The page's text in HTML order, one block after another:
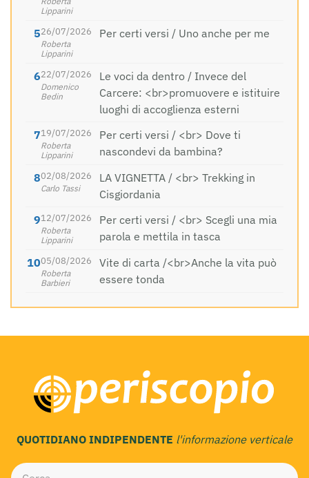
Lipparini
26/07/2026
Roberta
Lipparini
Per certi versi / Uno anche per me
22/07/2026
Domenico
Bedin
Le voci da dentro / Invece del
Carcere: <br>promuovere e istituire
luoghi di accoglienza esterni
19/07/2026
Roberta
Lipparini
Per certi versi / <br> Dove ti
nascondevi da bambina?
02/08/2026
Carlo Tassi
LA VIGNETTA / <br> Trekking in
Cisgiordania
12/07/2026
Roberta
Lipparini
Per certi versi / <br> Scegli una mia
parola e mettila in tasca
05/08/2026
Roberta
Barbieri
Vite di carta /<br>Anche la vita può
essere tonda
QUOTIDIANO INDIPENDENTE l'informazione verticale